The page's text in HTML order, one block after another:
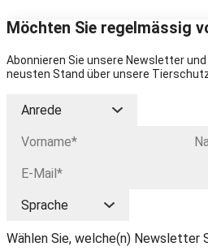
Möchten Sie regelmässig
Abonnieren Sie unsere Newsletter
neusten Stand über unsere
Wählen Sie, welche(n) Newsletter